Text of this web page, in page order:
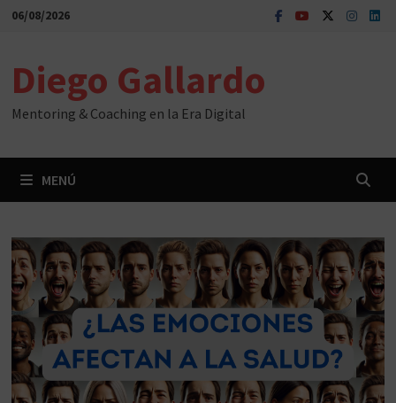
Saltar
06/08/2026
Diego Gallardo
Mentoring & Coaching en la Era Digital
MENÚ